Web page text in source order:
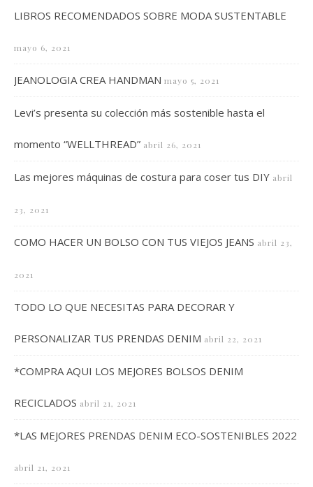
LIBROS RECOMENDADOS SOBRE MODA SUSTENTABLE
mayo 6, 2021
JEANOLOGIA CREA HANDMAN mayo 5, 2021
Levi’s presenta su colección más sostenible hasta el
momento “WELLTHREAD” abril 26, 2021
Las mejores máquinas de costura para coser tus DIY abril
23, 2021
COMO HACER UN BOLSO CON TUS VIEJOS JEANS abril 23,
2021
TODO LO QUE NECESITAS PARA DECORAR Y
PERSONALIZAR TUS PRENDAS DENIM abril 22, 2021
*COMPRA AQUI LOS MEJORES BOLSOS DENIM
RECICLADOS abril 21, 2021
*LAS MEJORES PRENDAS DENIM ECO-SOSTENIBLES 2022
abril 21, 2021